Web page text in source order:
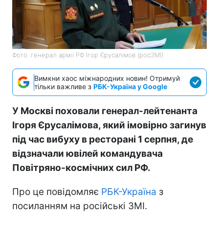
Фото: генерал армії РФ Ігор Єрусалімов (росЗМІ)
Вимкни хаос міжнародних новин! Отримуй
тільки важливе з РБК-Україна у Google
У Москві поховали генерал-лейтенанта
Ігоря Єрусалімова, який імовірно загинув
під час вибуху в ресторані 1 серпня, де
відзначали ювілей командувача
Повітряно-космічних сил РФ.
Про це повідомляє РБК-Україна з
посиланням на російські ЗМІ.